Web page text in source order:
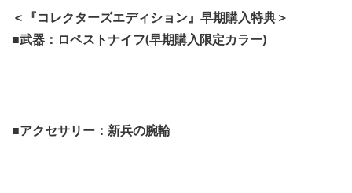
＜『コレクターズエディション』早期購入特典＞
■武器：ロペストナイフ(早期購入限定カラー)
■アクセサリー：新兵の腕輪